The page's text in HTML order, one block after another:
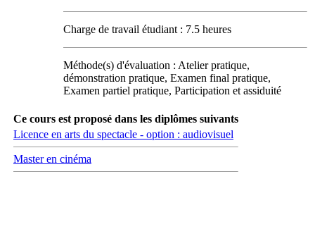
Charge de travail étudiant : 7.5 heures
Méthode(s) d'évaluation : Atelier pratique,
démonstration pratique, Examen final pratique,
Examen partiel pratique, Participation et assiduité
Ce cours est proposé dans les diplômes suivants
Licence en arts du spectacle - option : audiovisuel
Master en cinéma